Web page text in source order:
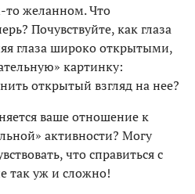
то желанном. Что
Почувствуйте, как глаза
глаза широко открытыми,
картинку:
открытый взгляд на нее?
ваше отношение к
активности? Могу
что справиться с
так уж и сложно!